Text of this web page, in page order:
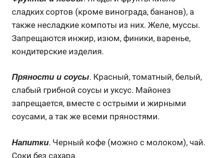
сладких сортов (кроме винограда, бананов), а
также несладкие компоты из них. Желе, муссы.
Запрещаются инжир, изюм, финики, варенье,
кондитерские изделия.
Пряности и соусы. Красный, томатный, белый,
слабый грибной соусы и уксус. Майонез
запрещается, вместе с острыми и жирными
соусами, а так же всеми пряностями.
Напитки. Черный кофе (можно с молоком), чай.
Соки без сахара.